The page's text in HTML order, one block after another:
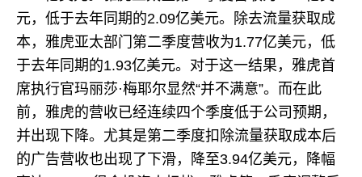
元，低于去年同期的2.09亿美元。除去流量获取成
本，雅虎亚太部门第二季度营收为1.77亿美元，低
于去年同期的1.93亿美元。对于这一结果，雅虎首
席执行官玛丽莎·梅耶尔显然“并不满意”。而在此
前，雅虎的营收已经连续四个季度低于公司预期，
并出现下降。尤其是第二季度扣除流量获取成本后
的广告营收也出现了下滑，降至3.94亿美元，降幅